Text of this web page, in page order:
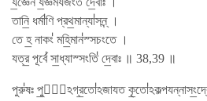
তানি॒ ধর্মা॑ণি প্রথ॒মান্যা॑সন্ন্ ।
তে হ॒ নাকং॑ মহি॒মান॑স্সচংতে ।
যত্র॒ পূর্বে॑ সা॒ধ্যাস্সংতি॑ দে॒বাঃ ॥ 38,39 ॥
পুরু॑ষঃ পু॒রো᳚ঽগ্র॒তো॑ঽজাযত